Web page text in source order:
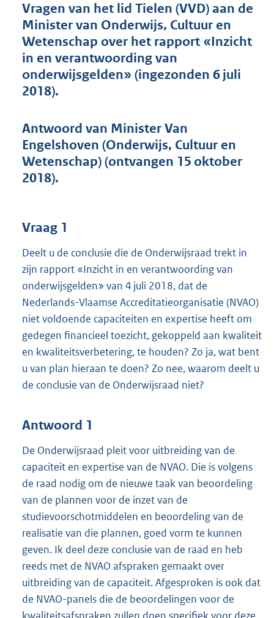
d
s
g
r
o
3
6
Vragen van het lid Tielen (VVD) aan de
Minister van Onderwijs, Cultuur en
Wetenschap over het rapport «Inzicht
in en verantwoording van
onderwijsgelden» (ingezonden 6 juli
2018).
Antwoord van Minister Van
Engelshoven (Onderwijs, Cultuur en
Wetenschap) (ontvangen 15 oktober
2018).
Vraag 1
Deelt u de conclusie die de Onderwijsraad trekt in
zijn rapport «Inzicht in en verantwoording van
onderwijsgelden» van 4 juli 2018, dat de
Nederlands-Vlaamse Accreditatieorganisatie (NVAO)
niet voldoende capaciteiten en expertise heeft om
gedegen financieel toezicht, gekoppeld aan kwaliteit
en kwaliteitsverbetering, te houden? Zo ja, wat bent
u van plan hieraan te doen? Zo nee, waarom deelt u
de conclusie van de Onderwijsraad niet?
Antwoord 1
De Onderwijsraad pleit voor uitbreiding van de
capaciteit en expertise van de NVAO. Die is volgens
de raad nodig om de nieuwe taak van beoordeling
van de plannen voor de inzet van de
studievoorschotmiddelen en beoordeling van de
realisatie van die plannen, goed vorm te kunnen
geven. Ik deel deze conclusie van de raad en heb
reeds met de NVAO afspraken gemaakt over
uitbreiding van de capaciteit. Afgesproken is ook dat
de NVAO-panels die de beoordelingen voor de